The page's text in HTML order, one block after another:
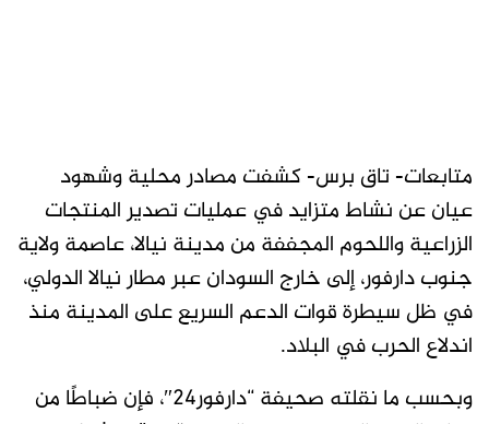
متابعات- تاق برس- كشفت مصادر محلية وشهود
عيان عن نشاط متزايد في عمليات تصدير المنتجات
الزراعية واللحوم المجففة من مدينة نيالا، عاصمة ولاية
جنوب دارفور، إلى خارج السودان عبر مطار نيالا الدولي،
في ظل سيطرة قوات الدعم السريع على المدينة منذ
اندلاع الحرب في البلاد.
وبحسب ما نقلته صحيفة “دارفور24″، فإن ضباطًا من